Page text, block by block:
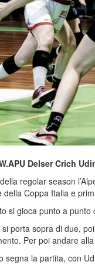
Delser Crich
regolar season
Coppa Italia e
si gioca punto a punto
porta sopra di due,
Per poi andare
segna la partita, con